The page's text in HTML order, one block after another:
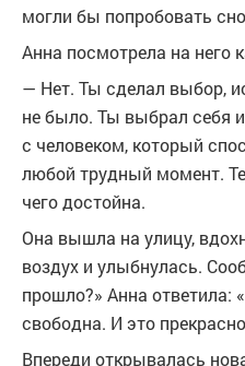
могли бы попробовать
Анна посмотрела на него
— Нет. Ты сделал выбор,
не было. Ты выбрал себя
с человеком, который
любой трудный момент.
чего достойна.
Она вышла на улицу,
воздух и улыбнулась.
прошло?» Анна ответила:
свободна. И это
Впереди открывалась